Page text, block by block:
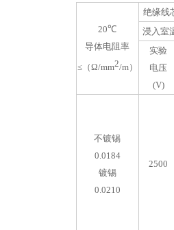
20℃
导体电阻率
≤（Ω/mm2/m）
绝缘线
浸入室
实验
电压
(V)
不镀锡
0.0184
镀锡
0.0210
2500